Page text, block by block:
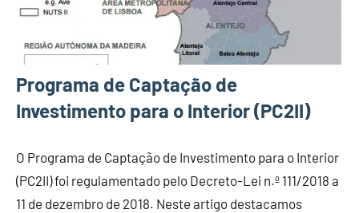
Programa de Captação de
Investimento para o Interior (PC2II)
O Programa de Captação de Investimento para o Interior
(PC2II) foi regulamentado pelo Decreto-Lei n.º 111/2018 a
11 de dezembro de 2018. Neste artigo destacamos